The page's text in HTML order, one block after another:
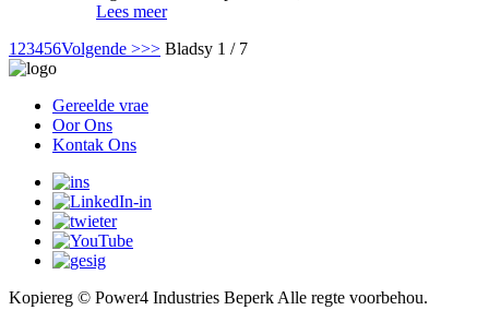
Lees meer
1 23456Volgende >>> Bladsy 1 / 7
Gereelde vrae
Oor Ons
Kontak Ons
Kopiereg © Power4 Industries Beperk Alle regte voorbehou.